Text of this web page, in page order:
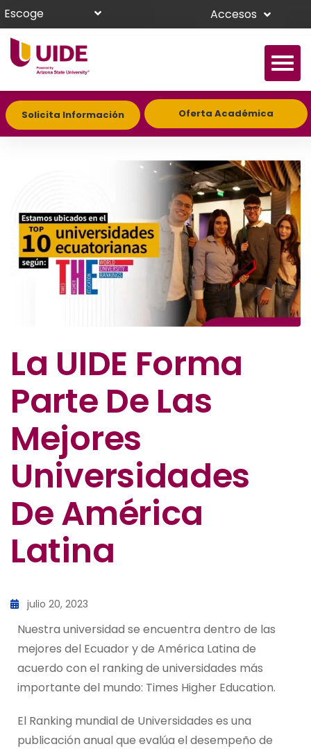
Escoge Accesos
Solicita Información Oferta Académica
La UIDE Forma
Parte De Las
Mejores
Universidades
De América
Latina
julio 20, 2023
Nuestra universidad se encuentra dentro de las
mejores del Ecuador y de América Latina de
acuerdo con el ranking de universidades más
importante del mundo: Times Higher Education.
El Ranking mundial de Universidades es una
publicación anual que evalúa el desempeño de